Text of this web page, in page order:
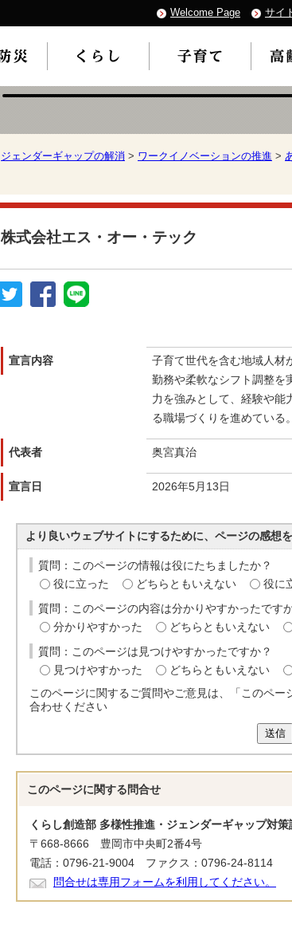
Welcome Page サイ
ジェンダーギャップの解消 > ワークイノベーションの推進 >
株式会社エス・オー・テック
宣言内容
子育て世代を含む地域人材
勤務や柔軟なシフト調整を
力を強みとして、経験や能
る職場づくりを進めている。
代表者 奥宮真治
宣言日 2026年5月13日
より良いウェブサイトにするために、ページの感想
質問：このページの情報は役にたちましたか？
役に立った
どちらともいえない 役に
質問：このページの内容は分かりやすかったです
分かりやすかった
どちらともいえない
質問：このページは見つけやすかったですか？
見つけやすかった
どちらともいえない
このページに関するご質問やご意見は、「このペ
合わせください
送信
このページに関する 問合せ
くらし創造部 多様性推進・ジェンダーギャップ対
〒668-8666 豊岡市中央町2番4号
電話：0796-21-9004 ファクス：0796-24-8114
問合せは専用フォームを利用してください。